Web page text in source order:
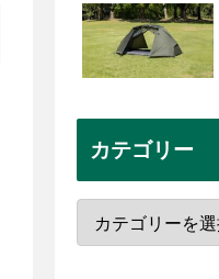
カテゴリー